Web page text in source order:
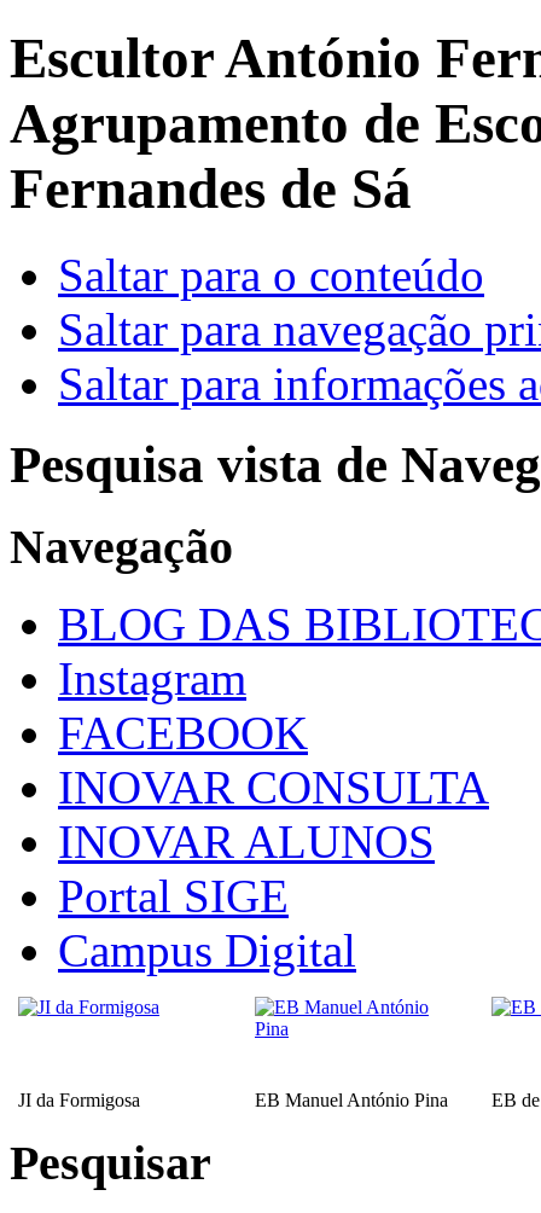
Escultor António
Agrupamento de
Fernandes de Sá
Saltar para o conteúdo
Saltar para navegação
Saltar para informações
Pesquisa vista de
Navegação
BLOG DAS
Instagram
FACEBOOK
INOVAR CONSULTA
INOVAR ALUNOS
Portal SIGE
Campus Digital
JI da Formigosa EB Manuel António Pina EB
EB Escultor Antº
Pesquisar